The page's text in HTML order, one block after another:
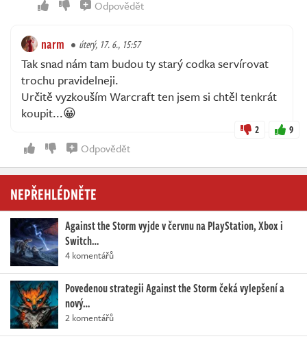
Odpovědět
narm úterý, 17. 6., 15:57
Tak snad nám tam budou ty starý codka servírovat
trochu pravidelneji.
Určitě vyzkouším Warcraft ten jsem si chtěl tenkrát
koupit...😀
2 9
Odpovědět
NEPŘEHLÉDNĚTE
Against the Storm vyjde v červnu na PlayStation, Xbox i
Switch…
4 komentářů
Povedenou strategii Against the Storm čeká vylepšení a
nový…
2 komentářů